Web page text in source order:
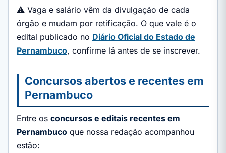
⚠️ Vaga e salário vêm da divulgação de cada
órgão e mudam por retificação. O que vale é o
edital publicado no Diário Oficial do Estado de
Pernambuco, confirme lá antes de se inscrever.
Concursos abertos e recentes em
Pernambuco
Entre os concursos e editais recentes em
Pernambuco que nossa redação acompanhou
estão: